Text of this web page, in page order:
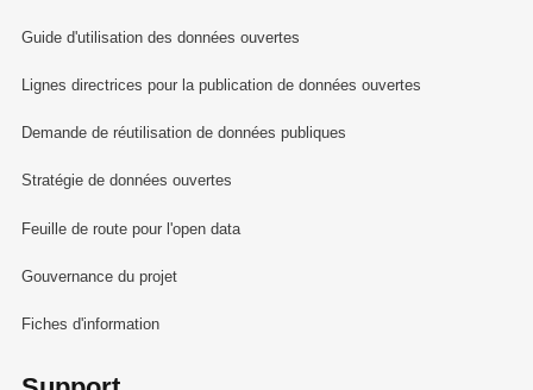
Guide d'utilisation des données ouvertes
Lignes directrices pour la publication de données ouvertes
Demande de réutilisation de données publiques
Stratégie de données ouvertes
Feuille de route pour l'open data
Gouvernance du projet
Fiches d'information